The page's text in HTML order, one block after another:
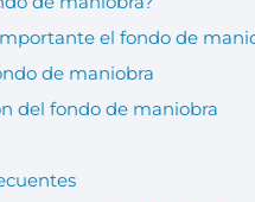
el fondo de
de maniobra
del fondo de maniobra